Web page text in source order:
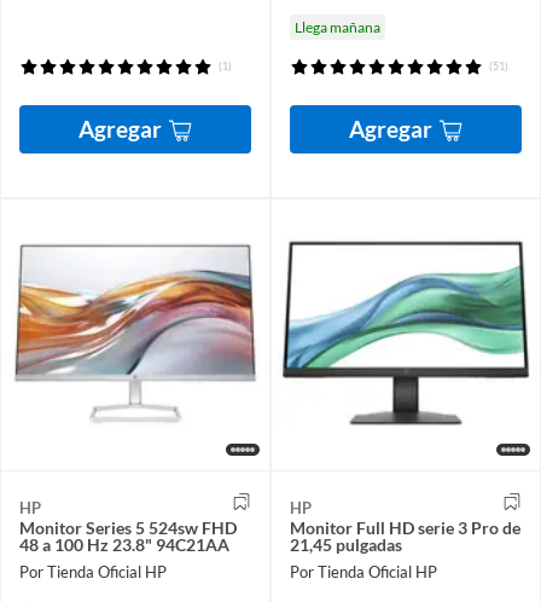
(1)
Agregar
Llega mañana
(51)
Agregar
HP
Monitor Series 5 524sw FHD
48 a 100 Hz 23.8" 94C21AA
Por Tienda Oficial HP
HP
Monitor Full HD serie 3 Pro de
21,45 pulgadas
Por Tienda Oficial HP